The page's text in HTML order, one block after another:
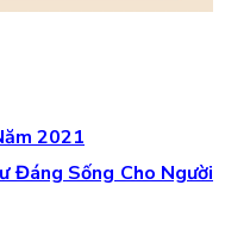
2021
Đáng Sống Cho Người